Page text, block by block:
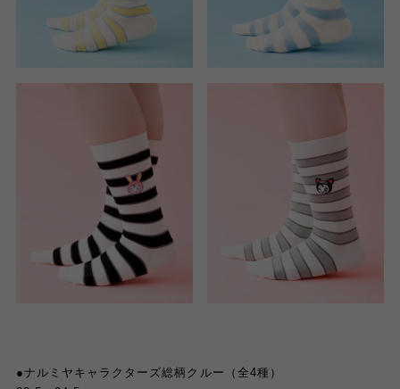
●ナルミヤキャラクターズ総柄クルー（全4種）